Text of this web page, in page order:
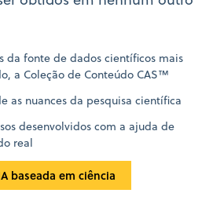
da fonte de dados científicos mais
a Coleção de Conteúdo CAS™
as nuances da pesquisa científica
desenvolvidos com a ajuda de
real
baseada em ciência